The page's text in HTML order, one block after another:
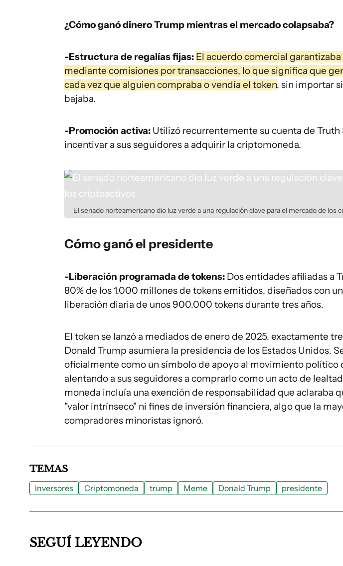
¿Cómo ganó dinero Trump mientras el mercado colapsaba?
-Estructura de regalías fijas: El acuerdo comercial
mediante comisiones por transacciones, lo que significa que
cada vez que alguien compraba o vendía el token, sin importar
bajaba.
-Promoción activa: Utilizó recurrentemente su cuenta de Truth
incentivar a sus seguidores a adquirir la criptomoneda.
El senado norteamericano dio luz verde a una regulación clave para el mercado de los
Cómo ganó el presidente
-Liberación programada de tokens: Dos entidades afiliadas a
80% de los 1.000 millones de tokens emitidos, diseñados con
liberación diaria de unos 900.000 tokens durante tres años.
El token se lanzó a mediados de enero de 2025, exactamente
Donald Trump asumiera la presidencia de los Estados Unidos.
oficialmente como un símbolo de apoyo al movimiento político
alentando a sus seguidores a comprarlo como un acto de
moneda incluía una exención de responsabilidad que aclaraba
"valor intrínseco" ni fines de inversión financiera, algo que la
compradores minoristas ignoró.
TEMAS
Inversores Criptomoneda trump Meme Donald Trump presidente
SEGUÍ LEYENDO